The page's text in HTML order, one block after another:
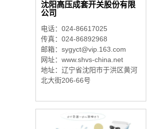
沈阳高压成套开关股份有限
公司
电话：024-86617025
传真：024-86892968
邮箱： sygyct@vip.163.com
网址：www.shvs-china.net
地址：辽宁省沈阳市于洪区黄河
北大街206-66号